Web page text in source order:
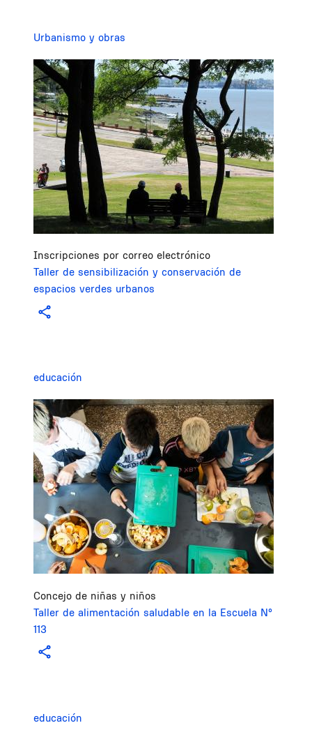
Urbanismo y obras
Image
Inscripciones por correo electrónico
Taller de sensibilización y conservación de
espacios verdes urbanos
educación
Image
Concejo de niñas y niños
Taller de alimentación saludable en la Escuela N°
113
educación